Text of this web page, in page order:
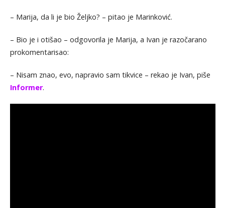
– Marija, da li je bio Željko? – pitao je Marinković.
– Bio je i otišao – odgovorila je Marija, a Ivan je razočarano
prokomentarisao:
– Nisam znao, evo, napravio sam tikvice – rekao je Ivan, piše
Informer.